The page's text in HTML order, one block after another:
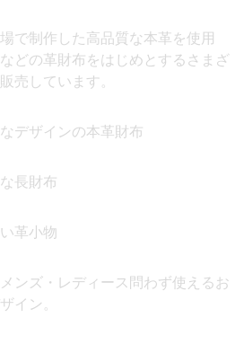
で制作した高品質な本革を使用
どの革財布をはじめとするさまざ
売しています。
デザインの本革財布
長財布
革小物
ンズ・レディース問わず使えるお
イン。